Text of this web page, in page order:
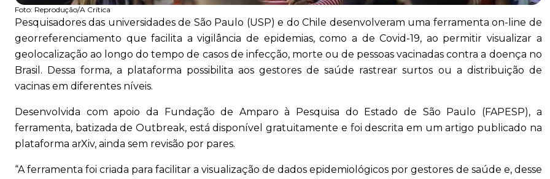
Foto: Reprodução/A Crítica
Pesquisadores das universidades de São Paulo (USP) e do Chile desenvolveram uma ferramenta on-line de
georreferenciamento que facilita a vigilância de epidemias, como a de Covid-19, ao permitir visualizar a
geolocalização ao longo do tempo de casos de infecção, morte ou de pessoas vacinadas contra a doença no
Brasil. Dessa forma, a plataforma possibilita aos gestores de saúde rastrear surtos ou a distribuição de
vacinas em diferentes níveis.
Desenvolvida com apoio da Fundação de Amparo à Pesquisa do Estado de São Paulo (FAPESP), a
ferramenta, batizada de Outbreak, está disponível gratuitamente e foi descrita em um artigo publicado na
plataforma arXiv, ainda sem revisão por pares.
“A ferramenta foi criada para facilitar a visualização de dados epidemiológicos por gestores de saúde e, desse